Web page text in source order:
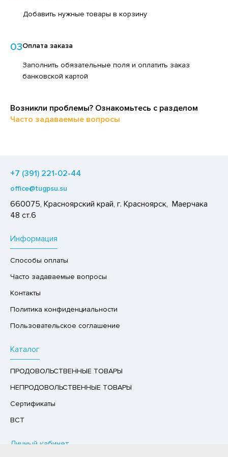
БЫСТРОГО ПРИГОТОВЛЕНИЯ
БЫСТРОГО ПРИГОТОВЛЕНИЯ
ГАЗИРОВАННЫЕ НАПИТКИ
СОДА
ПРОДУКТ
ШОКОЛАДНЫЕ БАТОНЧИКИ,
ДЛЯ УХОДА ЗА ТЕЛОМ
ЛИЧНОЙ ГИГИЕНЫ
МОЮЩИЕ,ЧИСТЯЩИЕ
ПРИНАДЛЕЖНОСТИ
Добавить нужные товары в корзину
03Оплата заказа
Заполнить обязательные поля и оплатить заказ
банковской картой
Возникли проблемы? Ознакомьтесь с разделом
Часто задаваемые вопросы
Информация
Способы оплаты
Часто задаваемые вопросы
Контакты
Политика конфиденциальности
Пользовательское соглашение
Каталог
ПРОДОВОЛЬСТВЕННЫЕ ТОВАРЫ
НЕПРОДОВОЛЬСТВЕННЫЕ ТОВАРЫ
Сертификаты
ВСТ
Личный кабинет
+7 (391) 221-02-44
office@tugpsu.su
660075, Красноярский край, г. Красноярск, Маерчака
48 ст.6